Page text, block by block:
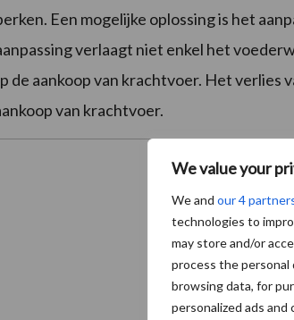
We value your
We and our 4
technologies to
may store and/or
process the personal
browsing data, for
personalized ads
Een mogelijke oplossing is het
verlaagt niet enkel het
de aankoop van krachtvoer. Het verlies
van krachtvoer.